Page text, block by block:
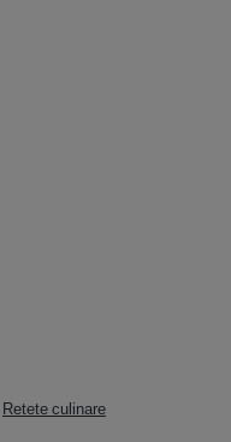
Retete culinare